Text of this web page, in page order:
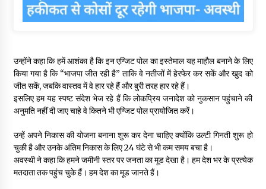
उन्होंने कहा कि हमें आशंका है कि इन एग्जिट पोल का इस्तेमाल यह माहौल बनाने के लिए
किया गया है कि “भाजपा जीत रही है” ताकि वे नतीजों में हेरफेर कर सकें और खुद को
जीत सकें, जबकि वास्तव में वे हार रहे हैं और बुरी तरह हार रहे हैं।
इसलिए हम यह स्पष्ट संदेश भेज रहे हैं कि लोकप्रिय जनादेश को नुकसान पहुंचाने की
अनुमति नहीं दी जाए चाहे वे कितने भी एग्जिट पोल प्रायोजित करें।
उन्हें अपने निकास की योजना बनाना शुरू कर देना चाहिए क्योंकि उल्टी गिनती शुरू हो
चुकी है और उनके अंतिम निकास के लिए 24 घंटे से भी कम समय बचा है।
अवस्थी ने कहा कि हमने जमीनी स्तर पर जनता का मूड देखा है। हम देश भर के प्रत्येक
मतदाता तक पहुंच चुके हैं। हम देश का मूड जानते हैं।